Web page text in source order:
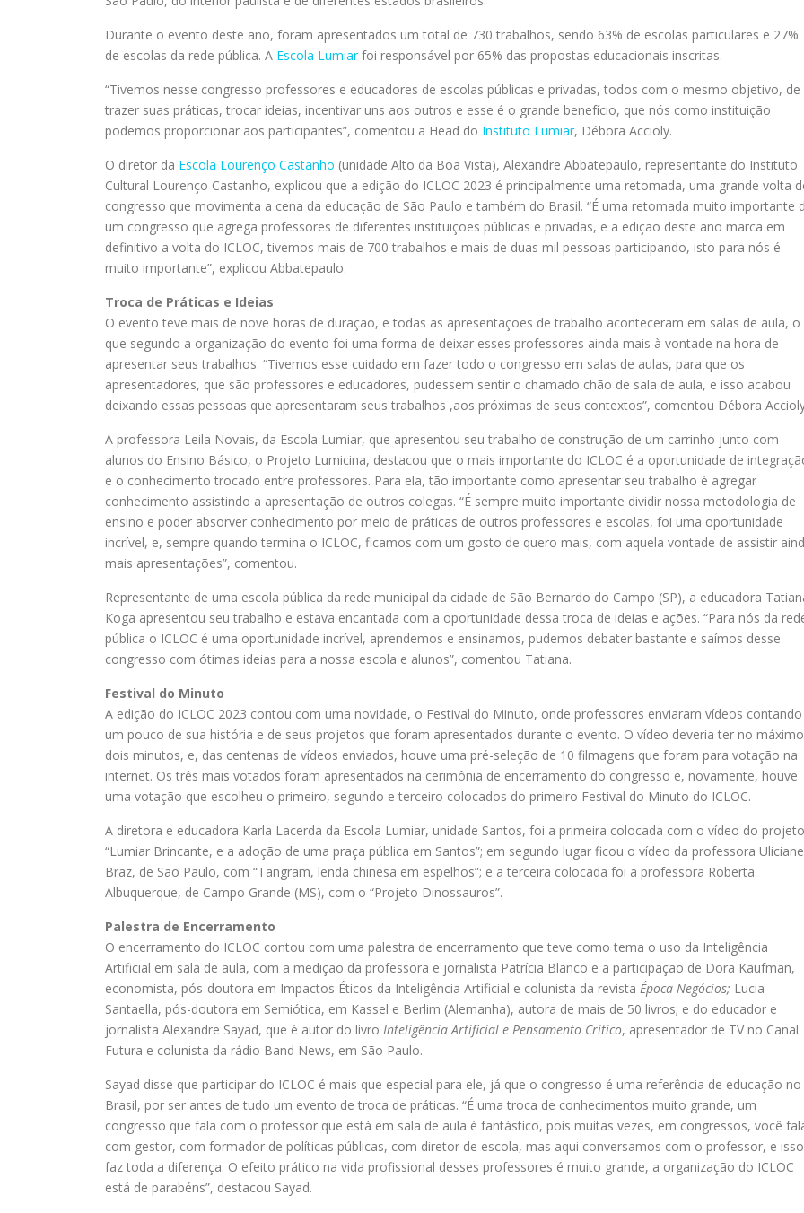
Durante o evento deste ano, foram apresentados um total de 730 trabalhos, sendo 63% de escolas particulares e 27%
de escolas da rede pública. A Escola Lumiarfoi responsável por 65% das propostas educacionais inscritas.
“Tivemos nesse congresso professores e educadores de escolas públicas e privadas, todos com o mesmo objetivo, de
trazer suas práticas, trocar ideias, incentivar uns aos outros e esse é o grande benefício, que nós como instituição
podemos proporcionar aos participantes”, comentou a Head do Instituto Lumiar, Débora Accioly.
O diretor da Escola Lourenço Castanho (unidade Alto da Boa Vista), Alexandre Abbatepaulo, representante do Instituto
Cultural Lourenço Castanho, explicou que a edição do ICLOC 2023 é principalmente uma retomada, uma grande volta
congresso que movimenta a cena da educação de São Paulo e também do Brasil. “É uma retomada muito importante
um congresso que agrega professores de diferentes instituições públicas e privadas, e a edição deste ano marca em
definitivo a volta do ICLOC, tivemos mais de 700 trabalhos e mais de duas mil pessoas participando, isto para nós é
muito importante”, explicou Abbatepaulo.
Troca de Práticas e Ideias
O evento teve mais de nove horas de duração, e todas as apresentações de trabalho aconteceram em salas de aula, o
que segundo a organização do evento foi uma forma de deixar esses professores ainda mais à vontade na hora de
apresentar seus trabalhos. “Tivemos esse cuidado em fazer todo o congresso em salas de aulas, para que os
apresentadores, que são professores e educadores, pudessem sentir o chamado chão de sala de aula, e isso acabou
deixando essas pessoas que apresentaram seus trabalhos ,aos próximas de seus contextos”, comentou Débora
A professora Leila Novais, da Escola Lumiar, que apresentou seu trabalho de construção de um carrinho junto com
alunos do Ensino Básico, o Projeto Lumicina, destacou que o mais importante do ICLOC é a oportunidade de
e o conhecimento trocado entre professores. Para ela, tão importante como apresentar seu trabalho é agregar
conhecimento assistindo a apresentação de outros colegas. “É sempre muito importante dividir nossa metodologia de
ensino e poder absorver conhecimento por meio de práticas de outros professores e escolas, foi uma oportunidade
incrível, e, sempre quando termina o ICLOC, ficamos com um gosto de quero mais, com aquela vontade de assistir
mais apresentações”, comentou.
Representante de uma escola pública da rede municipal da cidade de São Bernardo do Campo (SP), a educadora
Koga apresentou seu trabalho e estava encantada com a oportunidade dessa troca de ideias e ações. “Para nós da
pública o ICLOC é uma oportunidade incrível, aprendemos e ensinamos, pudemos debater bastante e saímos desse
congresso com ótimas ideias para a nossa escola e alunos”, comentou Tatiana.
Festival do Minuto
A edição do ICLOC 2023 contou com uma novidade, o Festival do Minuto, onde professores enviaram vídeos contando
um pouco de sua história e de seus projetos que foram apresentados durante o evento. O vídeo deveria ter no máximo
dois minutos, e, das centenas de vídeos enviados, houve uma pré-seleção de 10 filmagens que foram para votação na
internet. Os três mais votados foram apresentados na cerimônia de encerramento do congresso e, novamente, houve
uma votação que escolheu o primeiro, segundo e terceiro colocados do primeiro Festival do Minuto do ICLOC.
A diretora e educadora Karla Lacerda da Escola Lumiar, unidade Santos, foi a primeira colocada com o vídeo do projeto
“Lumiar Brincante, e a adoção de uma praça pública em Santos”; em segundo lugar ficou o vídeo da professora Uliciane
Braz, de São Paulo, com “Tangram, lenda chinesa em espelhos”; e a terceira colocada foi a professora Roberta
Albuquerque, de Campo Grande (MS), com o “Projeto Dinossauros”.
Palestra de Encerramento
O encerramento do ICLOC contou com uma palestra de encerramento que teve como tema o uso da Inteligência
Artificial em sala de aula, com a medição da professora e jornalista Patrícia Blanco e a participação de Dora Kaufman,
economista, pós-doutora em Impactos Éticos da Inteligência Artificial e colunista da revista Época Negócios; Lucia
Santaella, pós-doutora em Semiótica, em Kassel e Berlim (Alemanha), autora de mais de 50 livros; e do educador e
jornalista Alexandre Sayad, que é autor do livro Inteligência Artificial e Pensamento Crítico, apresentador de TV no Canal
Futura e colunista da rádio Band News, em São Paulo.
Sayad disse que participar do ICLOC é mais que especial para ele, já que o congresso é uma referência de educação no
Brasil, por ser antes de tudo um evento de troca de práticas. “É uma troca de conhecimentos muito grande, um
congresso que fala com o professor que está em sala de aula é fantástico, pois muitas vezes, em congressos, você
com gestor, com formador de políticas públicas, com diretor de escola, mas aqui conversamos com o professor, e isso
faz toda a diferença. O efeito prático na vida profissional desses professores é muito grande, a organização do ICLOC
está de parabéns”, destacou Sayad.